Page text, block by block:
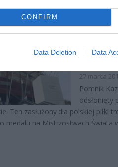
CONFIRM
Data Deletion Data
27 marca
Pomnik
odsłonięty
Ten zasłużony dla polskiej piłki
medalu na Mistrzostwach Świata